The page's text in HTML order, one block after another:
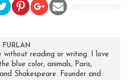
FURLAN
without reading or writing. I love
blue color, animals, Paris,
Shakespeare. Founder and